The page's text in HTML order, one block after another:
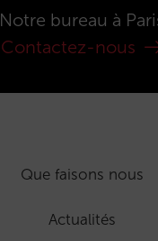
Notre bureau à
Contactez-nous
Que faisons nous
Actualités